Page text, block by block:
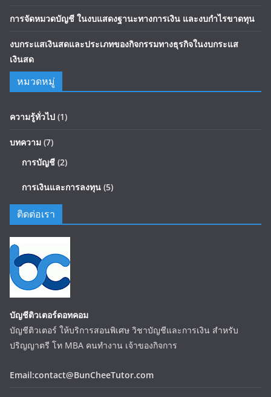
การจัดหมวดบัญชี ในงบแสดงฐานะทางการเงิน และงบกำไรขาดทุน
งบกระแสเงินสดและประเภทของกิจกรรมทางธุรกิจในงบกระแส
เงินสด
หมวดหมู่
ความรู้ทั่วไป (1)
บทความ (7)
การบัญชี (2)
การเงินและการลงทุน (5)
ติดต่อเรา
บัญชีติวเตอร์ดอทคอม
บัญชีติวเตอร์ ให้บริการสอนพิเศษ วิชาบัญชีและการเงิน สำหรับ
ปริญญาตรี โท MBA คนทำงาน เจ้าของกิจการ
Email:contact@BunCheeTutor.com